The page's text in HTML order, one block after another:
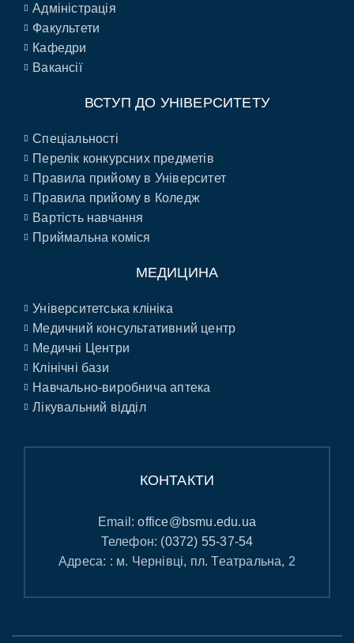
Адміністрація
Факультети
Кафедри
Вакансії
ВСТУП ДО УНІВЕРСИТЕТУ
Спеціальності
Перелік конкурсних предметів
Правила прийому в Університет
Правила прийому в Коледж
Вартість навчання
Приймальна коміся
МЕДИЦИНА
Університетська клініка
Медичний консультативний центр
Медичні Центри
Клінічні бази
Навчально-виробнича аптека
Лікувальний відділ
КОНТАКТИ
Email:office@bsmu.edu.ua
Телефон: (0372) 55-37-54
Адреса: : м. Чернівці, пл. Театральна, 2